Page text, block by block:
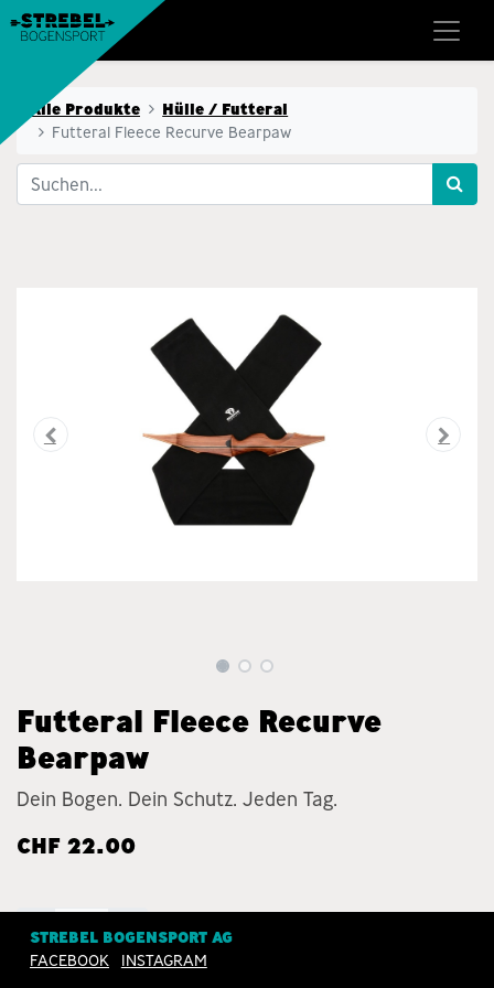
Alle Produkte
Hülle / Futteral
Futteral Fleece Recurve Bearpaw
Futteral Fleece Recurve
Bearpaw
Dein Bogen. Dein Schutz. Jeden Tag.
CHF 22.00
STREBEL BOGENSPORT AG
FACEBOOK
INSTAGRAM